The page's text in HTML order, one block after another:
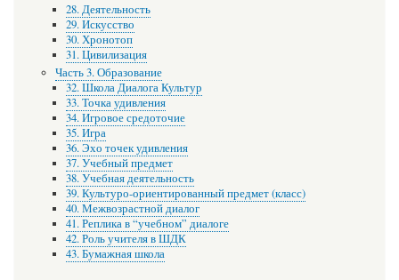
28. Деятельность
29. Искусство
30. Хронотоп
31. Цивилизация
Часть 3. Образование
32. Школа Диалога Культур
33. Точка удивления
34. Игровое средоточие
35. Игра
36. Эхо точек удивления
37. Учебный предмет
38. Учебная деятельность
39. Культуро-ориентированный предмет (класс)
40. Межвозрастной диалог
41. Реплика в “учебном” диалоге
42. Роль учителя в ШДК
43. Бумажная школа